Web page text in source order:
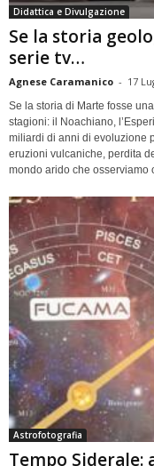
Didattica e Divulgazione
Se la storia
serie tv…
Agnese Caramanico - 17
Se la storia di Marte fosse
stagioni: il Noachiano,
miliardi di anni di evoluzione
eruzioni vulcaniche, perdita
mondo arido che osserviamo
Astrofotografia
Tempo Siderale: